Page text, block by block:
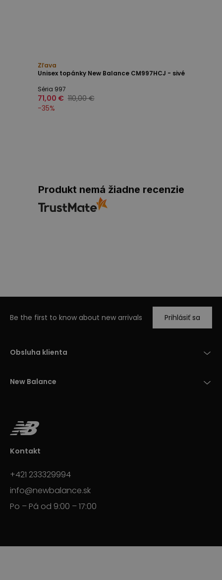
Zľava
Unisex topánky New Balance CM997HCJ - sivé
Séria 997
71,00 € 110,00 €
-35%
Produkt nemá žiadne recenzie
Be the first to know about new arrivals Prihlásiť sa
Obsluha klienta
New Balance
Kontakt
+421 233329994
info@newbalance.sk
Po – Pá od 9:00 – 17:00